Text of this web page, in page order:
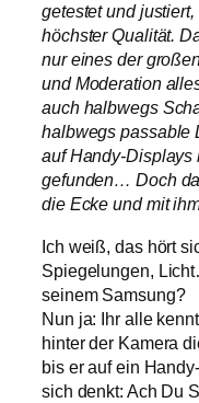
getestet und
höchster Qualität.
nur eines der
und Moderation
auch halbwegs
halbwegs passable
auf Handy-Displays
gefunden… Doch
die Ecke und mit
Ich weiß, das hört
Spiegelungen,
seinem Samsung?
Nun ja: Ihr alle
hinter der Kamera
bis er auf ein
sich denkt: Ach Du